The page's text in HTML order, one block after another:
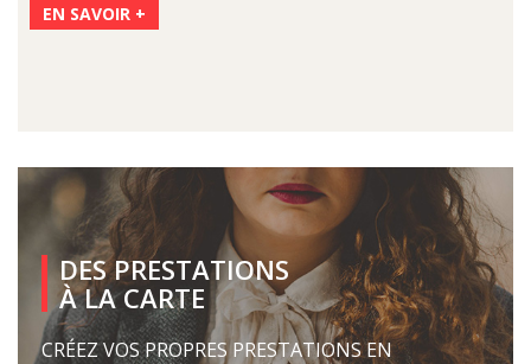
EN SAVOIR +
DES PRESTATIONS
À LA CARTE
CRÉEZ VOS PROPRES PRESTATIONS EN